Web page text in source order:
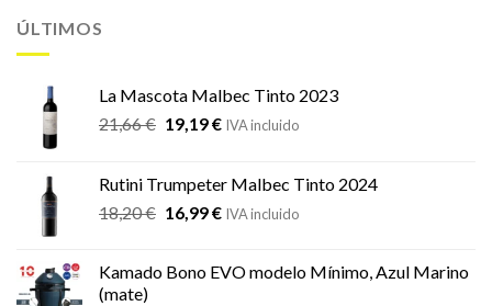
ÚLTIMOS
La Mascota Malbec Tinto 2023
21,66€ El
era:
21,66 €.
19,19€El
es:
19,19 €.
IVA incluido
Rutini Trumpeter Malbec Tinto 2024
18,20€ El
era:
16,99€El
es:
IVA incluido
Kamado Bono EVO modelo Mínimo, Azul Marino
(mate)